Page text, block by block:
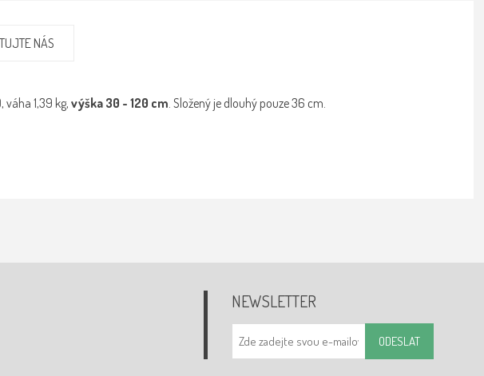
NÁS
váha 1,39 kg,výška 30 - 120 cm . Složený je dlouhý pouze 36 cm.
NEWSLETTER
ODESLAT